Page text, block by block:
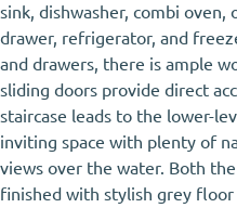
sink, dishwasher, combi
drawer, refrigerator, and
and drawers, there is ample
sliding doors provide direct
staircase leads to the lower-
inviting space with plenty of
views over the water. Both
finished with stylish grey